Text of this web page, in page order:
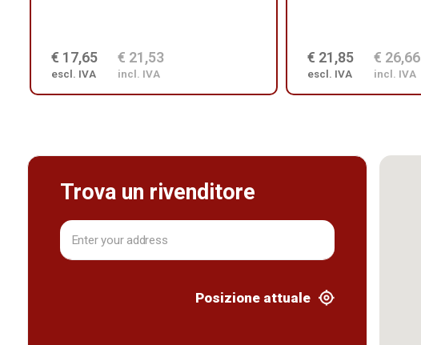
€ 17,65
escl. IVA
€ 21,53
incl. IVA
€ 21,85
escl. IVA
€ 26,66
incl. IVA
Trova un rivenditore
Posizione attuale